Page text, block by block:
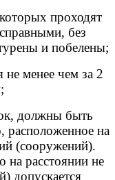
проходят
без
и побелены;
не менее чем за 2
должны быть
расположенное на
(сооружений).
на расстоянии не
допускается